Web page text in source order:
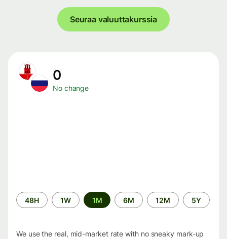
Seuraa valuuttakurssia
0
No change
Time
period
48H 1W 1M 6M 12M 5Y
We use the real, mid-market rate with no sneaky mark-up